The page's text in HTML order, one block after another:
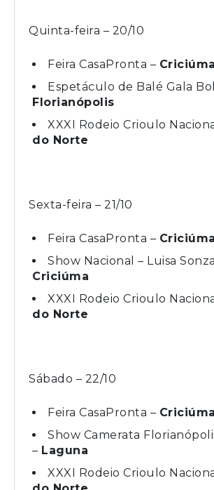
Quinta-feira – 20/10
Feira CasaPronta – Criciúma
Espetáculo de Balé Gala
Florianópolis
XXXI Rodeio Crioulo
do Norte
Sexta-feira – 21/10
Feira CasaPronta – Criciúma
Show Nacional – Luisa Sonza
Criciúma
XXXI Rodeio Crioulo
do Norte
Sábado – 22/10
Feira CasaPronta – Criciúma
Show Camerata
– Laguna
XXXI Rodeio Crioulo